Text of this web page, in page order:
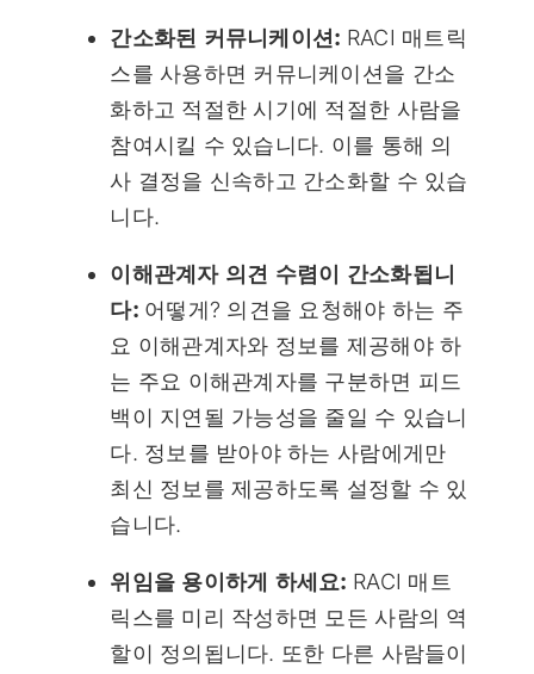
간소화된 커뮤니케이션: RACI 매트릭
스를 사용하면 커뮤니케이션을 간소
화하고 적절한 시기에 적절한 사람을
참여시킬 수 있습니다. 이를 통해 의
사 결정을 신속하고 간소화할 수 있습
니다.
이해관계자 의견 수렴이 간소화됩니
다:어떻게? 의견을 요청해야 하는 주
요 이해관계자와 정보를 제공해야 하
는 주요 이해관계자를 구분하면 피드
백이 지연될 가능성을 줄일 수 있습니
다. 정보를 받아야 하는 사람에게만
최신 정보를 제공하도록 설정할 수 있
습니다.
위임을 용이하게 하세요: RACI 매트
릭스를 미리 작성하면 모든 사람의 역
할이 정의됩니다. 또한 다른 사람들이